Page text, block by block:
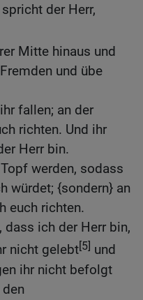
der Herr,
Mitte hinaus und
und übe
fallen; an der
richten. Und ihr
Herr bin.
werden, sodass
würdet; {sondern} an
euch richten.
dass ich der Herr bin,
nicht gelebt[5] und
ihr nicht befolgt